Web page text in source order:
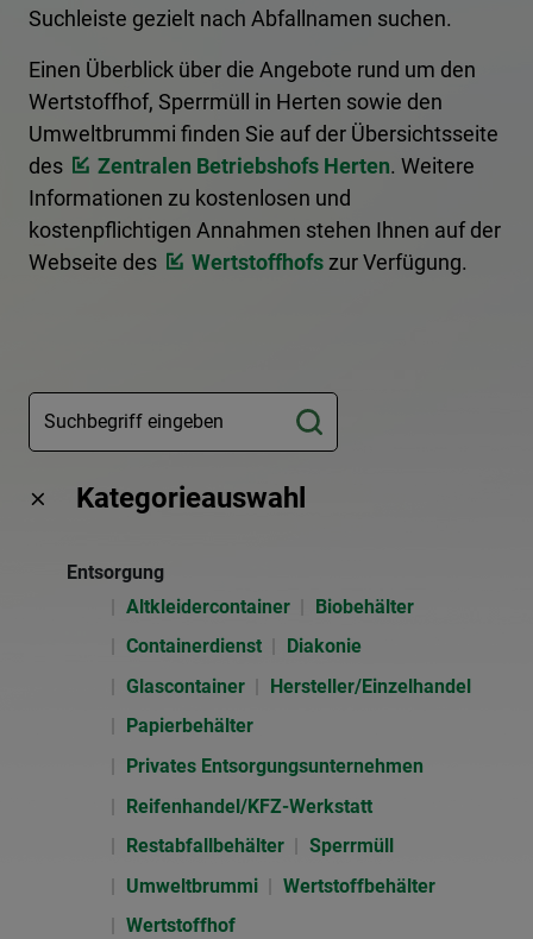
Suchleiste gezielt nach Abfallnamen suchen.
Einen Überblick über die Angebote rund um den
Wertstoffhof, Sperrmüll in Herten sowie den
Umweltbrummi finden Sie auf der Übersichtsseite
des
Zentralen Betriebshofs Herten. Weitere
Informationen zu kostenlosen und
kostenpflichtigen Annahmen stehen Ihnen auf der
Webseite des
Wertstoffhofs zur Verfügung.
Kategorieauswahl
Entsorgung
Altkleidercontainer
Biobehälter
Containerdienst
Diakonie
Glascontainer
Hersteller/Einzelhandel
Papierbehälter
Privates Entsorgungsunternehmen
Reifenhandel/KFZ-Werkstatt
Restabfallbehälter
Sperrmüll
Umweltbrummi
Wertstoffbehälter
Wertstoffhof